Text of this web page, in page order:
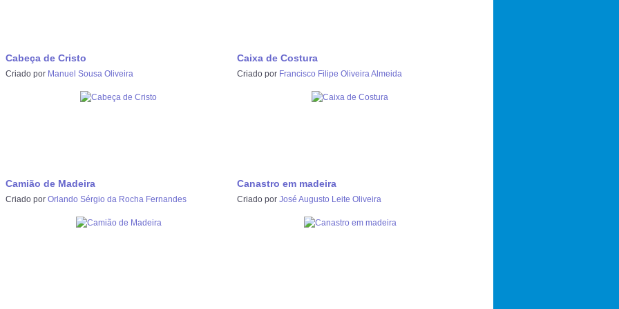
Cabeça de Cristo
Criado por Manuel Sousa Oliveira
Caixa de Costura
Criado por Francisco Filipe Oliveira Almeida
Camião de Madeira
Criado por Orlando Sérgio da Rocha Fernandes
Canastro em madeira
Criado por José Augusto Leite Oliveira